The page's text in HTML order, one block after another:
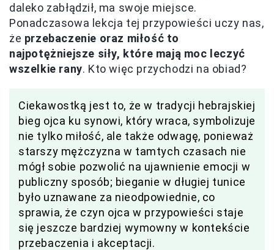
daleko zabłądził, ma swoje miejsce.
Ponadczasowa lekcja tej przypowieści uczy nas,
że przebaczenie oraz miłość to
najpotężniejsze siły, które mają moc leczyć
wszelkie rany. Kto więc przychodzi na obiad?
Ciekawostką jest to, że w tradycji hebrajskiej
bieg ojca ku synowi, który wraca, symbolizuje
nie tylko miłość, ale także odwagę, ponieważ
starszy mężczyzna w tamtych czasach nie
mógł sobie pozwolić na ujawnienie emocji w
publiczny sposób; bieganie w długiej tunice
było uznawane za nieodpowiednie, co
sprawia, że czyn ojca w przypowieści staje
się jeszcze bardziej wymowny w kontekście
przebaczenia i akceptacji.